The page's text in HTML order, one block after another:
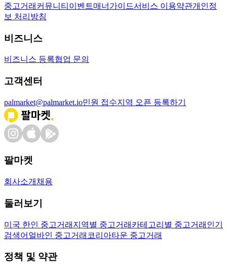
중고거래 커뮤니티 이벤트매너가이드서비스 이용약관개인정
보 처리방침
비즈니스
비즈니스 등록협업 문의
고객센터
palmarket@palmarket.io민원 접수지역 오픈 등록하기
팔마켓
회사소개 채용
둘러보기
미국 한인 중고거래 지역별 중고거래 카테고리별 중고거래 인기
검색어 얼바인 중고거래 코리아타운 중고거래
정책 및 약관